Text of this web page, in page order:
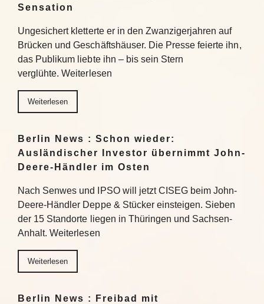
Sensation
Ungesichert kletterte er in den Zwanzigerjahren auf
Brücken und Geschäftshäuser. Die Presse feierte ihn,
das Publikum liebte ihn – bis sein Stern
verglühte. Weiterlesen
Weiterlesen
Berlin News : Schon wieder:
Ausländischer Investor übernimmt John-
Deere-Händler im Osten
Nach Senwes und IPSO will jetzt CISEG beim John-
Deere-Händler Deppe & Stücker einsteigen. Sieben
der 15 Standorte liegen in Thüringen und Sachsen-
Anhalt. Weiterlesen
Weiterlesen
Berlin News : Freibad mit